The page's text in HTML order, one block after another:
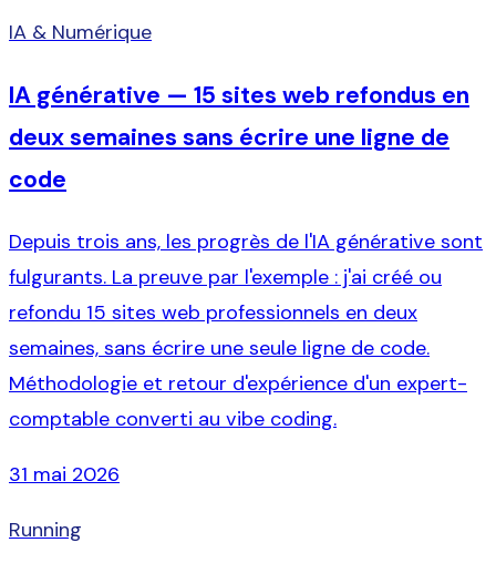
IA & Numérique
IA générative — 15 sites web refondus en
deux semaines sans écrire une ligne de
code
Depuis trois ans, les progrès de l'IA générative sont
fulgurants. La preuve par l'exemple : j'ai créé ou
refondu 15 sites web professionnels en deux
semaines, sans écrire une seule ligne de code.
Méthodologie et retour d'expérience d'un expert-
comptable converti au vibe coding.
31 mai 2026
Running